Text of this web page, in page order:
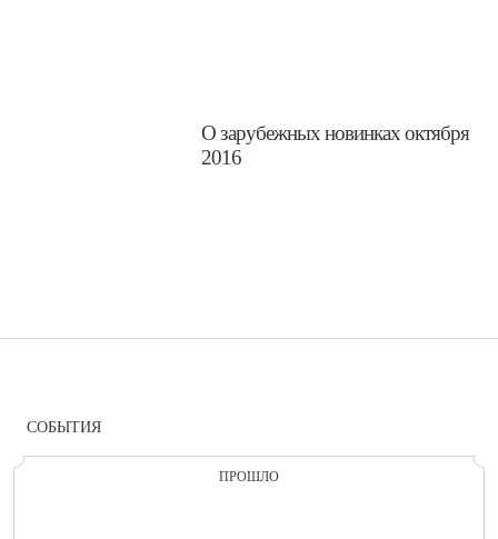
О зарубежных новинках октября
2016
СОБЫТИЯ
ПРОШЛО